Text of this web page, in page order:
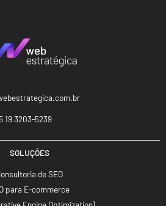
19 3203-5239
SOLUÇÕES
de SEO
para E-commerce